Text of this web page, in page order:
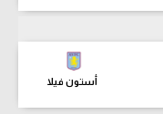
أستون فيلا